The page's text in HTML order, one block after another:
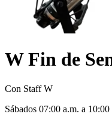
W Fin de
Con Staff W
Sábados 07:00 a.m. a